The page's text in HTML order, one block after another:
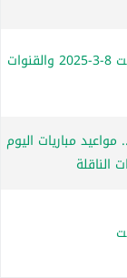
مواعيد مباريات اليوم السبت 8-3-2025 والقنوات
مباريات اليوم